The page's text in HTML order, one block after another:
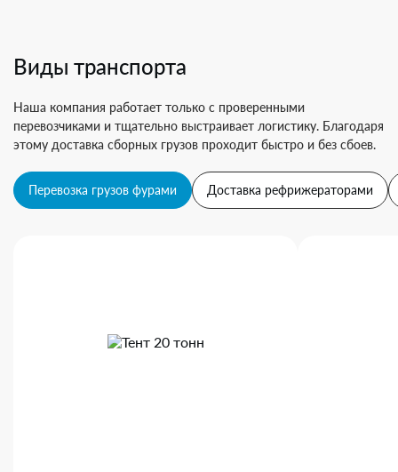
Виды транспорта
Наша компания работает только с проверенными
перевозчиками и тщательно выстраивает логистику. Благодаря
этому доставка сборных грузов проходит быстро и без сбоев.
Перевозка грузов фурами Доставка рефрижераторами